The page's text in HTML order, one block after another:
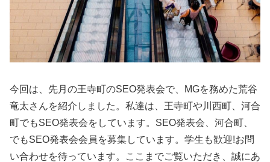
今回は、先月の王寺町のSEO発表会で、MGを務めた荒谷
竜太さんを紹介しました。私達は、王寺町や川西町、河合
町でもSEO発表会をしています。SEO発表会、河合町、
でもSEO発表会会員を募集しています。学生も歓迎!お問
い合わせを待っています。ここまでご覧いただき、誠にあ